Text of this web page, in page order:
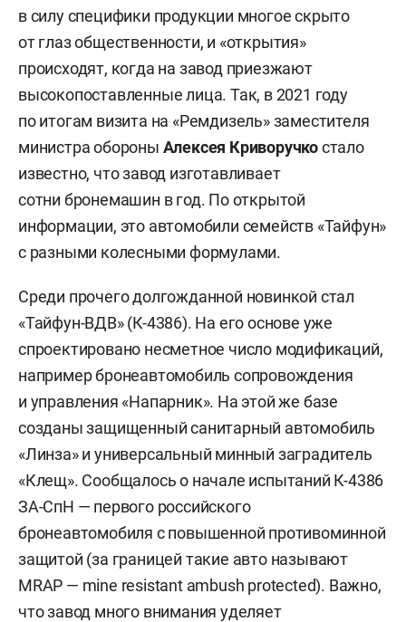
в силу специфики продукции многое скрыто
от глаз общественности, и «открытия»
происходят, когда на завод приезжают
высокопоставленные лица. Так, в 2021 году
по итогам визита на «Ремдизель» заместителя
министра обороны Алексея Криворучкостало
известно, что завод изготавливает
сотни бронемашин в год. По открытой
информации, это автомобили семейств «Тайфун»
с разными колесными формулами.
Среди прочего долгожданной новинкой стал
«Тайфун-ВДВ» (К-4386). На его основе уже
спроектировано несметное число модификаций,
например бронеавтомобиль сопровождения
и управления «Напарник». На этой же базе
созданы защищенный санитарный автомобиль
«Линза» и универсальный минный заградитель
«Клещ». Сообщалось о начале испытаний К-4386
ЗА-СпН — первого российского
бронеавтомобиля с повышенной противоминной
защитой (за границей такие авто называют
MRAP — mine resistant ambush protected). Важно,
что завод много внимания уделяет